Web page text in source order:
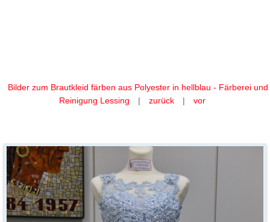
Bilder zum Brautkleid färben aus Polyester in hellblau - Färberei und
Reinigung Lessing
| zurück | vor